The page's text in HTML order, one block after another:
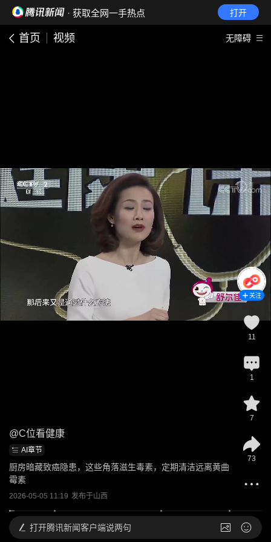
· 获取全网一手热点 打开
首页 视频 无障碍
@C位看健康
AI章节
厨房暗藏致癌隐患，这些角落滋生毒素，定期清洁远离黄曲
霉素
2026-05-05 11:19 发布于山西
关注
11
1
7
73
打开腾讯新闻客户端说两句